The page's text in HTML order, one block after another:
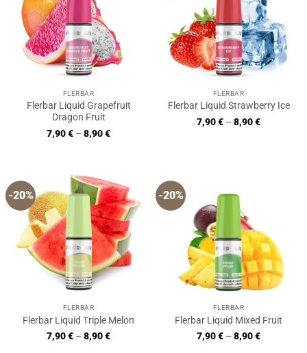
FLERBAR
Flerbar Liquid Grapefruit
Dragon Fruit
7,90€ – 8,90€
FLERBAR
Flerbar Liquid Strawberry Ice
7,90€ – 8,90€
-20%
FLERBAR
Flerbar Liquid Triple Melon
7,90€ – 8,90€
-20%
FLERBAR
Flerbar Liquid Mixed Fruit
7,90€ – 8,90€